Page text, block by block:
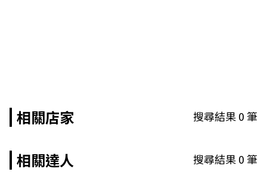
相關店家 搜尋結果0筆
相關達人 搜尋結果0筆